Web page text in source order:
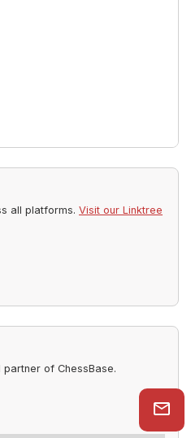
all platforms. Visit our Linktree
of ChessBase.